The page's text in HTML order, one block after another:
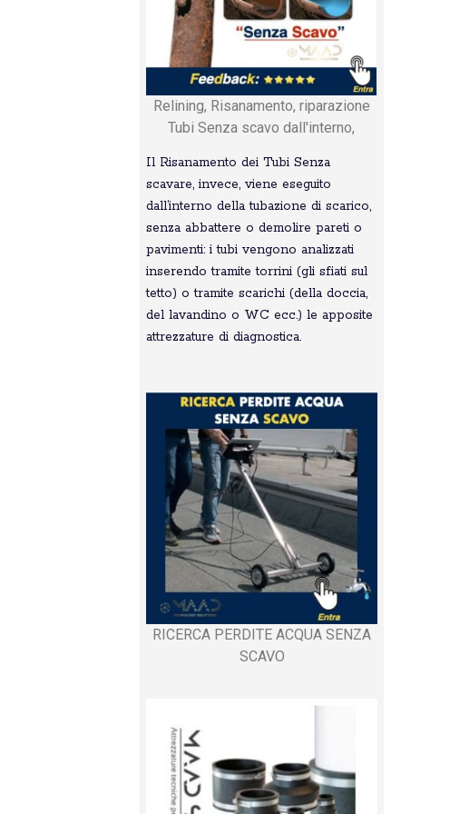
Relining, Risanamento, riparazione
Tubi Senza scavo dall'interno,
Il Risanamento dei Tubi Senza
scavare, invece, viene eseguito
dall’interno della tubazione di scarico,
senza abbattere o demolire pareti o
pavimenti: i tubi vengono analizzati
inserendo tramite torrini (gli sfiati sul
tetto) o tramite scarichi (della doccia,
del lavandino o WC ecc.) le apposite
attrezzature di diagnostica.
RICERCA PERDITE ACQUA SENZA
SCAVO